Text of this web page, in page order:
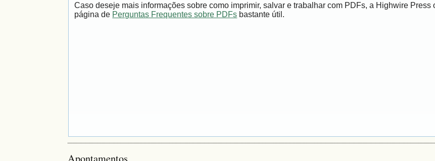
Caso deseje mais informações sobre como imprimir, salvar e trabalhar com PDFs, a Highwire Press
página de Perguntas Frequentes sobre PDFs bastante útil.